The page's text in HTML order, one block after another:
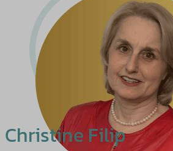
Christine Filip